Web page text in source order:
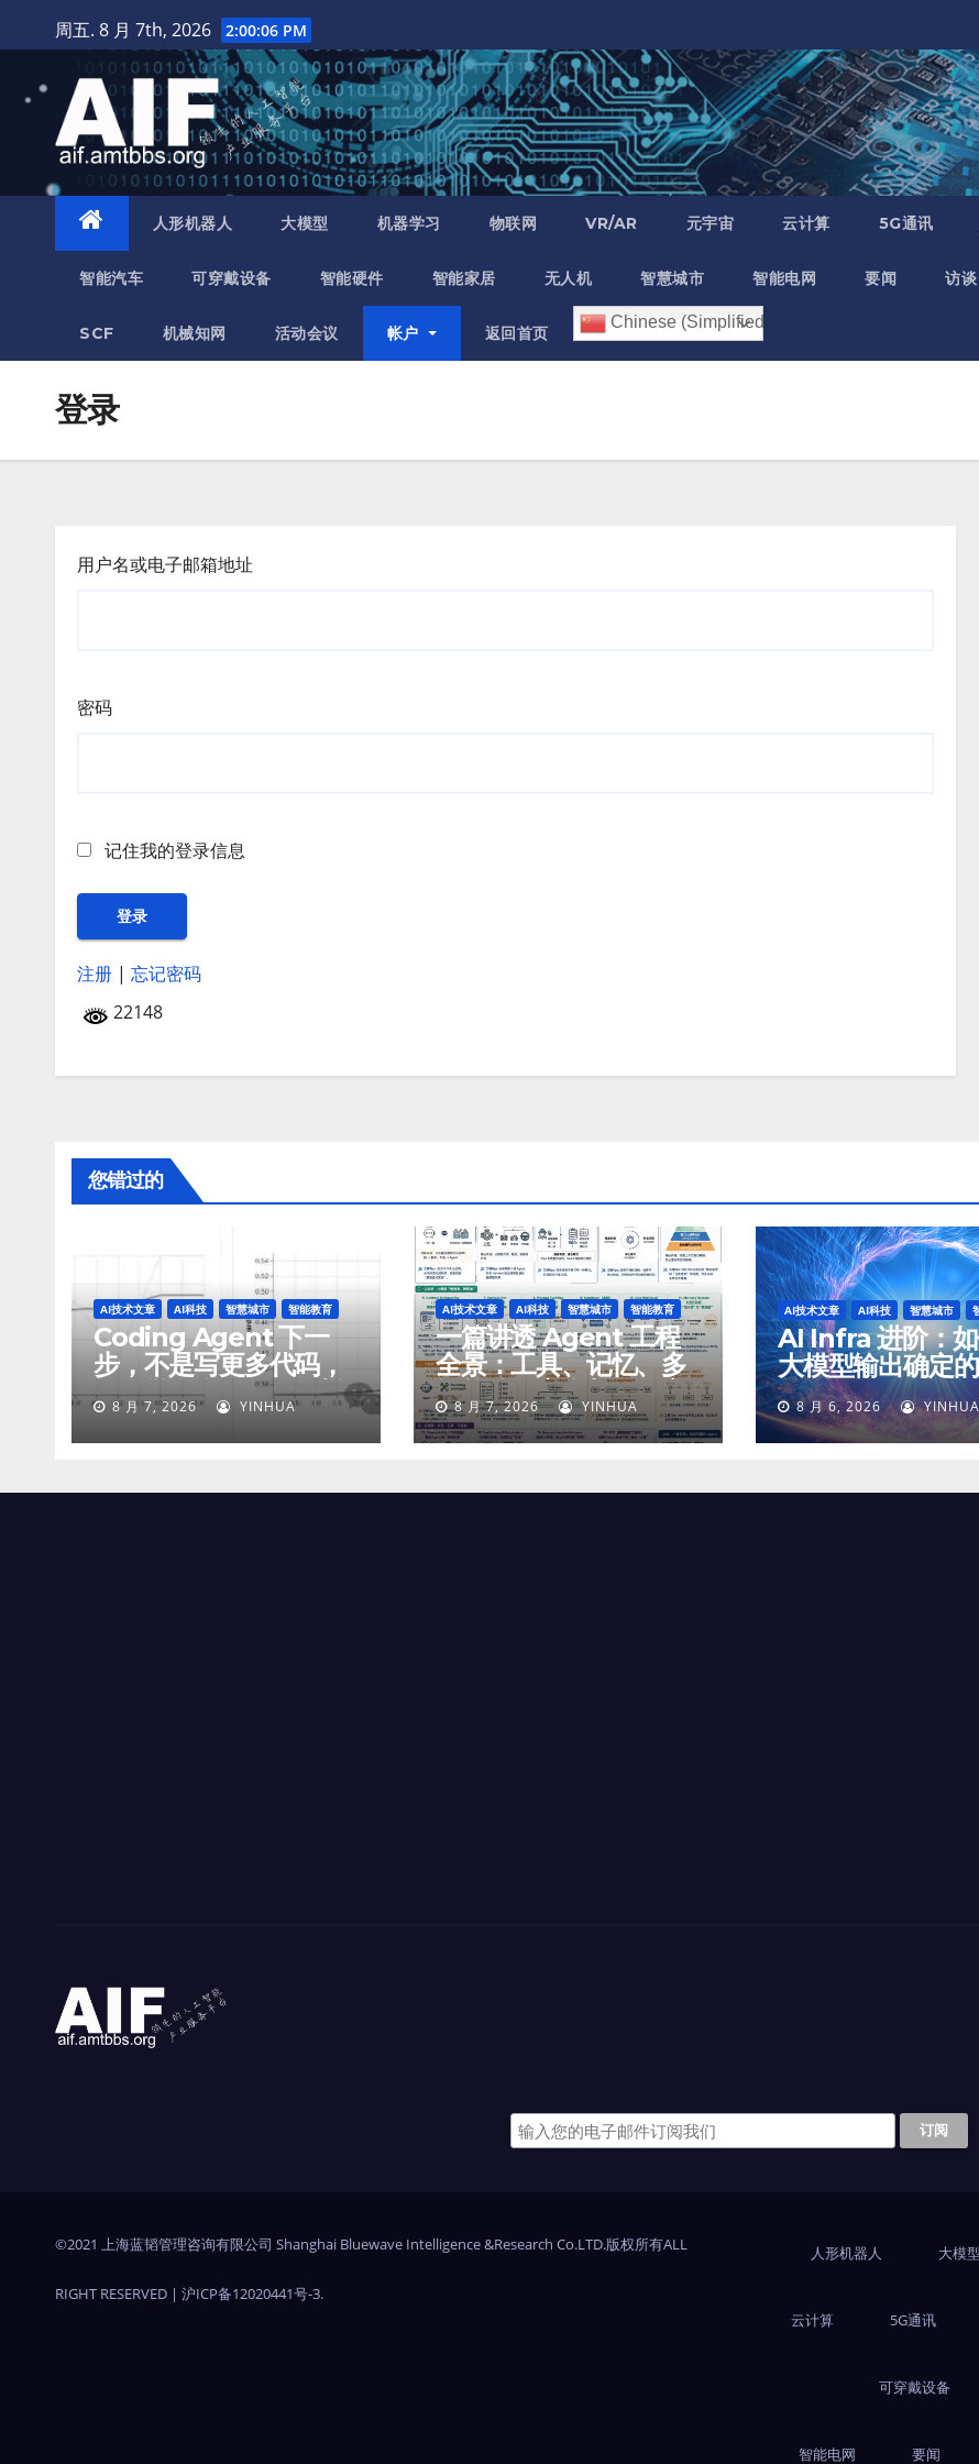
至
周五. 8 月 7th, 2026 2:00:06 PM
人形机器人 大模型 机器学习 物联网 VR/AR 元宇宙 云计算 5G通讯
智能汽车 可穿戴设备 智能硬件 智能家居 无人机 智慧城市 智能电网 要闻 访谈
SCF 机械知网 活动会议 帐户 返回首页
Chinese (Simplified)
登录
用户名或电子邮箱地址
密码
记住我的登录信息
注册 | 忘记密码
22148
您错过的
AI技术文章 AI科技 智慧城市 智能教育
Coding Agent 下一
步，不是写更多代码，
而是学会像工程师一样
工作
8 月 7, 2026 YINHUA
AI技术文章 AI科技 智慧城市 智能教育
一篇讲透 Agent 工程
全景：工具、记忆、多
智能体、安全与最终交
付8 月 7, 2026 YINHUA
AI技术文章 AI科技 智慧城市
AI Infra 进阶：
大模型输出确定
8 月 6, 2026 YINHUA
©2021 上海蓝韬管理咨询有限公司 Shanghai Bluewave Intelligence &Research Co.LTD.版权所有ALL
RIGHT RESERVED | 沪ICP备12020441号-3.
人形机器人 大模型
云计算 5G通讯
可穿戴设备
智能电网 要闻